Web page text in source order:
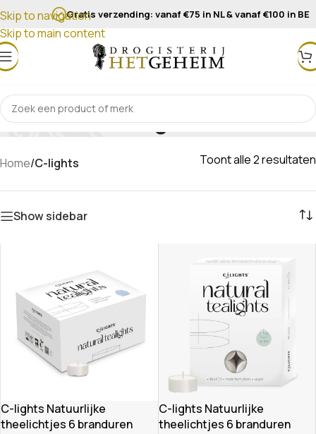
Skip to navigation
Skip to main content
Gratis verzending: vanaf €75 in NL & vanaf €100 in BE
C-lights
Home/C-lights Toont alle 2 resultaten
Show sidebar
C-lights Natuurlijke
theelichtjes 6 branduren
C-lights Natuurlijke
theelichtjes 6 branduren